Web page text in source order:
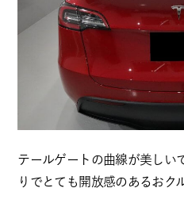
テールゲートの曲線が美しい
りでとても開放感のあるおク